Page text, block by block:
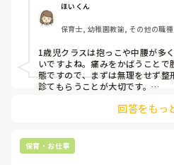
驚きました。
通院して、コルセット、湿布、
乗り切ったら
週末には、左が痛みだし、これも
事をしていたら、
床から支えなしに立ち上がりに
自転車通勤ですが、それも、膝や
た。
ほいくん
保育士, 幼稚園教諭, その他の職
1歳児クラスは抱っこや中腰が多
いですよね。痛みをかばうこと
態ですので、まずは無理をせず
診てもらうことが大切です。
用したり、抱っこや重い作業は周
回答をもっ
保育・お仕事